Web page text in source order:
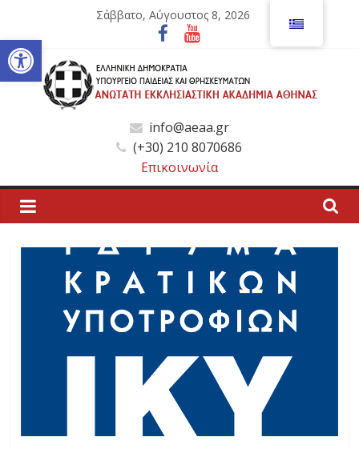
Ανοίξτε τη γραμμή εργαλείων
περιεχόμενο
Σάββατο, Αύγουστος 8, 2026
Ανώτατη
Εκκλησιαστική
Ακαδημία
Αθηνών
Εκκλησιαστική
Ακαδημία
info@aeaa.gr
(+30) 210 8070686
Επικοινωνία